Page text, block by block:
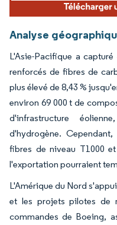
Analyse
L'Asie-Pacifique a
renforcés de fibres de
plus élevé de 8,43 %
environ 69 000 t de
d'infrastructure
d'hydrogène.
fibres de niveau T1000
l'exportation pourraient
L'Amérique du Nord
et les projets pilotes de
commandes de Boeing,